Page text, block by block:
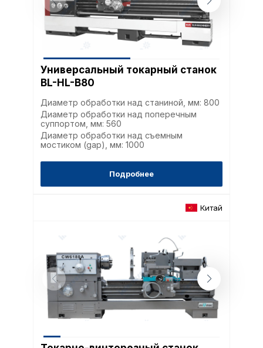
Универсальный токарный станок
BL-HL-B80
Диаметр обработки над станиной, мм: 800
Диаметр обработки над поперечным
суппортом, мм: 560
Диаметр обработки над съемным
мостиком (gap), мм: 1000
Подробнее
Китай
Аналитические
определять
пользователей
страницы и
Сохранить выбор